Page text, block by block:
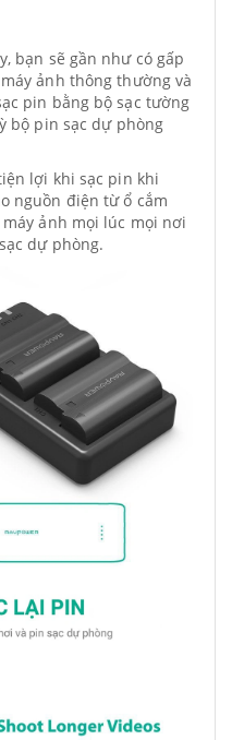
bạn sẽ gần như có gấp
ảnh thông thường và
pin bằng bộ sạc tường
bộ pin sạc dự phòng
lợi khi sạc pin khi
nguồn điện từ ổ cắm
ảnh mọi lúc mọi nơi
dự phòng.